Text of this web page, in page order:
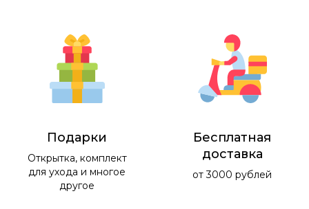
Подарки
Открытка, комплект
для ухода и многое
другое
Бесплатная
доставка
от 3000 рублей